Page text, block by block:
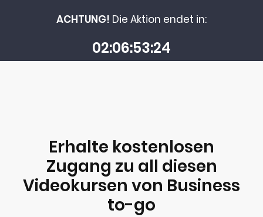
Erhalte kostenlosen
Zugang zu all diesen
Videokursen von Business
to-go
ACHTUNG! Die Aktion endet in:
02 06 53 24